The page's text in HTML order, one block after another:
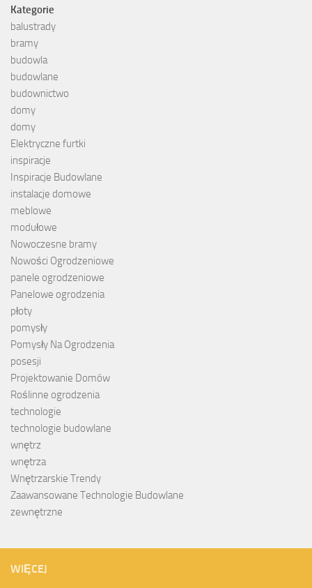
Kategorie
balustrady
bramy
budowla
budowlane
budownictwo
domy
domy
Elektryczne furtki
inspiracje
Inspiracje Budowlane
instalacje domowe
meblowe
modułowe
Nowoczesne bramy
Nowości Ogrodzeniowe
panele ogrodzeniowe
Panelowe ogrodzenia
płoty
pomysły
Pomysły Na Ogrodzenia
posesji
Projektowanie Domów
Roślinne ogrodzenia
technologie
technologie budowlane
wnętrz
wnętrza
Wnętrzarskie Trendy
Zaawansowane Technologie Budowlane
zewnętrzne
WIĘCEJ